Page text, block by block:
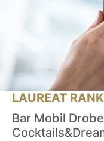
LAUREAT
Bar Mobil